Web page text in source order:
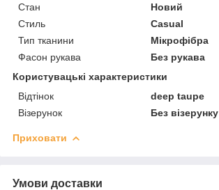
Стан
Новий
Стиль
Casual
Тип тканини
Мікрофібра
Фасон рукава
Без рукава
Користувацькі характеристики
Відтінок
deep taupe
Візерунок
Без візерунку
Приховати
Умови доставки